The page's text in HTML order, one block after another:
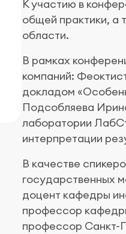
К участию в
общей практики, а
области.
В рамках
компаний:
докладом
Подсобляева
лаборатории
интерпретации
В качестве
государственных
доцент кафедры
профессор
профессор Санкт-